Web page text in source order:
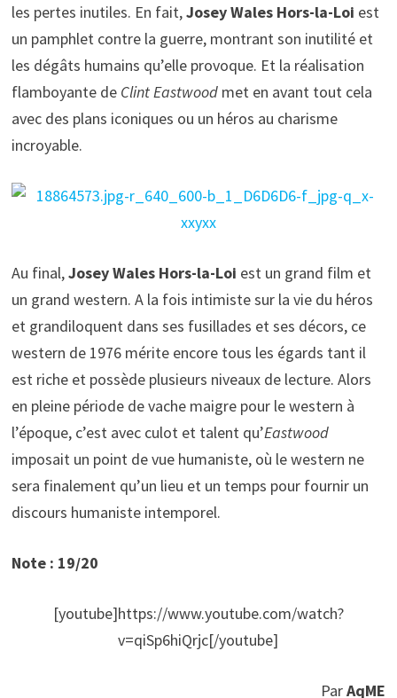
les pertes inutiles. En fait,Josey Wales Hors-la-Loi est
un pamphlet contre la guerre, montrant son inutilité et
les dégâts humains qu’elle provoque. Et la réalisation
flamboyante de Clint Eastwoodmet en avant tout cela
avec des plans iconiques ou un héros au charisme
incroyable.
Au final,Josey Wales Hors-la-Loi est un grand film et
un grand western. A la fois intimiste sur la vie du héros
et grandiloquent dans ses fusillades et ses décors, ce
western de 1976 mérite encore tous les égards tant il
est riche et possède plusieurs niveaux de lecture. Alors
en pleine période de vache maigre pour le western à
l’époque, c’est avec culot et talent qu’Eastwood
imposait un point de vue humaniste, où le western ne
sera finalement qu’un lieu et un temps pour fournir un
discours humaniste intemporel.
Note : 19/20
[youtube]https://www.youtube.com/watch?
v=qiSp6hiQrjc[/youtube]
ParAqME